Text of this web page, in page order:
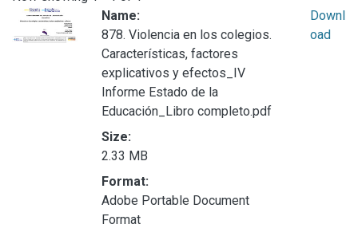
Name:
878. Violencia en los colegios.
Características, factores
explicativos y efectos_IV
Informe Estado de la
Educación_Libro completo.pdf
Size:
2.33 MB
Format:
Adobe Portable Document
Format
Downl
oad